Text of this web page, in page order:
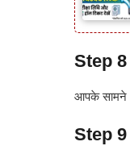
Step 8
आपके सामने
Step 9